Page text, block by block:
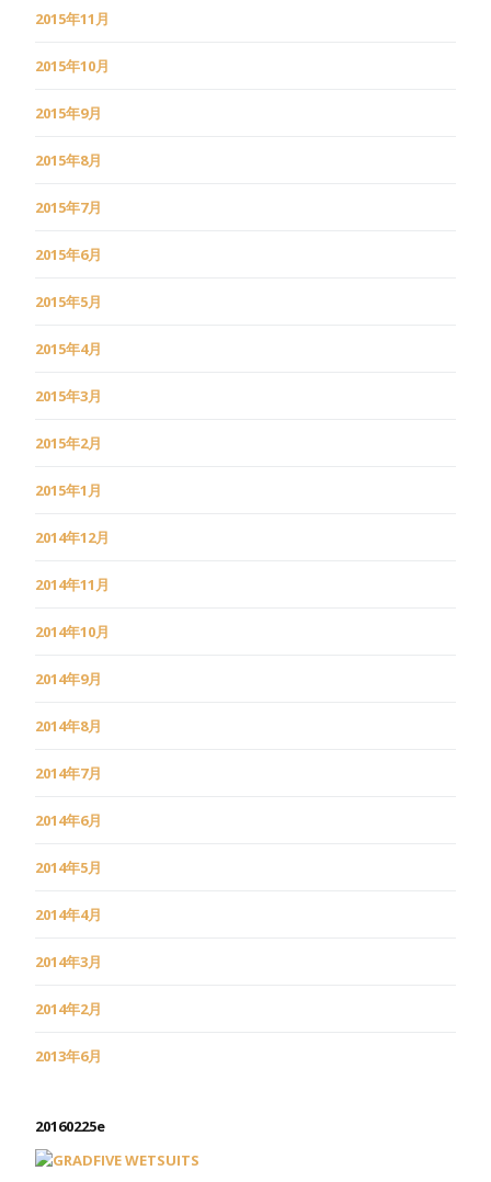
2015年11月
2015年10月
2015年9月
2015年8月
2015年7月
2015年6月
2015年5月
2015年4月
2015年3月
2015年2月
2015年1月
2014年12月
2014年11月
2014年10月
2014年9月
2014年8月
2014年7月
2014年6月
2014年5月
2014年4月
2014年3月
2014年2月
2013年6月
20160225e